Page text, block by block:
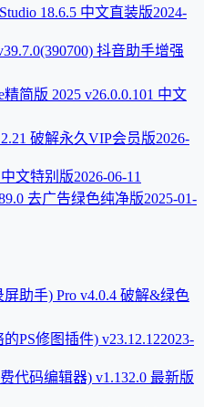
18.6.5 中文直装版2024-
抖音助手增强
精简版 2025 v26.0.0.101 中文
破解永久VIP会员版2026-
中文特别版2026-06-11
去广告绿色纯净版2025-01-
屏助手) Pro v4.0.4 破解&绿色
PS修图插件) v23.12.122023-
代码编辑器) v1.132.0 最新版